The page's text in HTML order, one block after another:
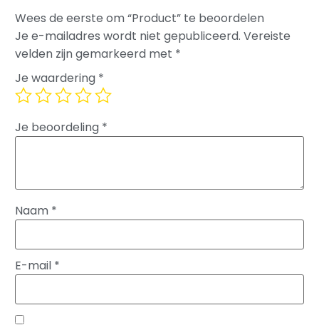
Wees de eerste om “Product” te beoordelen
Je e-mailadres wordt niet gepubliceerd. Vereiste
velden zijn gemarkeerd met *
Je waardering *
Je beoordeling *
Naam *
E-mail *